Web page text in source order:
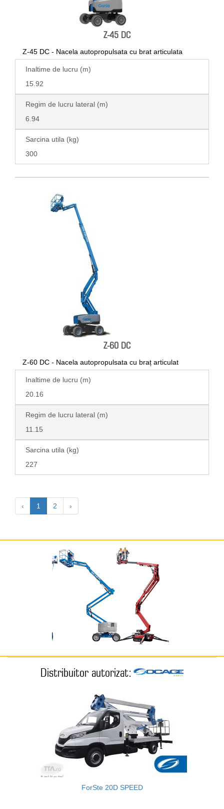
Z-45 DC
Z-45 DC - Nacela autopropulsata cu brat articulata
Inaltime de lucru (m)
15.92
Regim de lucru lateral (m)
6.94
Sarcina utila (kg)
300
Z-60 DC
Z-60 DC - Nacela autopropulsata cu braț articulat
Inaltime de lucru (m)
20.16
Regim de lucru lateral (m)
11.15
Sarcina utila (kg)
227
‹ 1 2 ›
Distribuitor autorizat:
ForSte 20D SPEED